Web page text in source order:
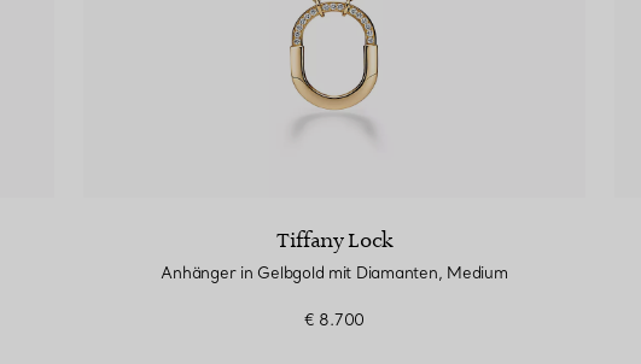
Tiffany Lock
Anhänger in Gelbgold mit Diamanten, Medium
€ 8.700